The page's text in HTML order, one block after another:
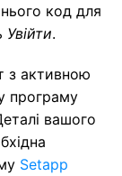
код для
Увійти.
з активною
програму
вашого
Setapp